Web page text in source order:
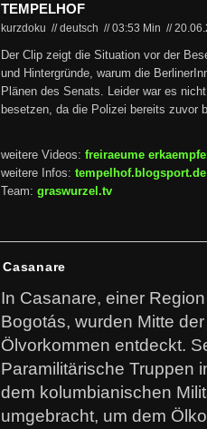
TEMPELHOF
kurzdoku // deutsch //03:53 Min //
Der Clip zeigt die Situation vor der
und Hintergründe, warum die
Plänen des Senats. Leider war es
besetzen, da die Polizei bereits zuvor
weitere Videos: freiraeume
weitere Infos: tempelhof.blogsport.de
Team: graswurzel.tv
Casanare
In Casanare, einer
Bogotás, wurden Mitte
Ölvorkommen entdeckt.
Paramilitärische Truppen
dem kolumbianischen
umgebracht, um dem